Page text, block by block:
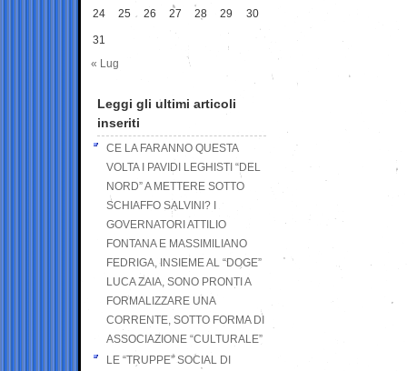
24 25 26 27 28 29 30
31
« Lug
Leggi gli ultimi articoli
inseriti
CE LA FARANNO QUESTA
VOLTA I PAVIDI LEGHISTI “DEL
NORD” A METTERE SOTTO
SCHIAFFO SALVINI? I
GOVERNATORI ATTILIO
FONTANA E MASSIMILIANO
FEDRIGA, INSIEME AL “DOGE”
LUCA ZAIA, SONO PRONTI A
FORMALIZZARE UNA
CORRENTE, SOTTO FORMA DI
ASSOCIAZIONE “CULTURALE”
LE “TRUPPE” SOCIAL DI